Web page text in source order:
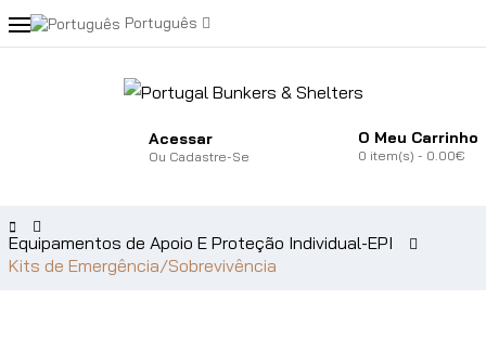
Português
Acessar
Ou Cadastre-Se
O Meu Carrinho
0 item(s) - 0.00€
Equipamentos de Apoio E Proteção Individual-EPI
Kits de Emergência/Sobrevivência